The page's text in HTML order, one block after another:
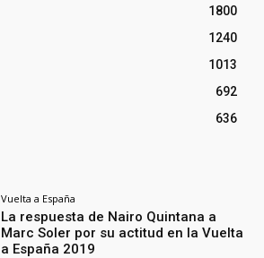
1800
1240
1013
692
636
Vuelta a España
La respuesta de Nairo Quintana a
Marc Soler por su actitud en la Vuelta
a España 2019